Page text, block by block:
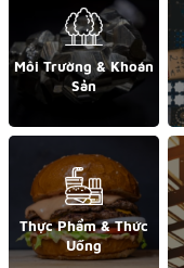
Môi Trường & Khoán
Sản
Thực Phẩm & Thức
Uống